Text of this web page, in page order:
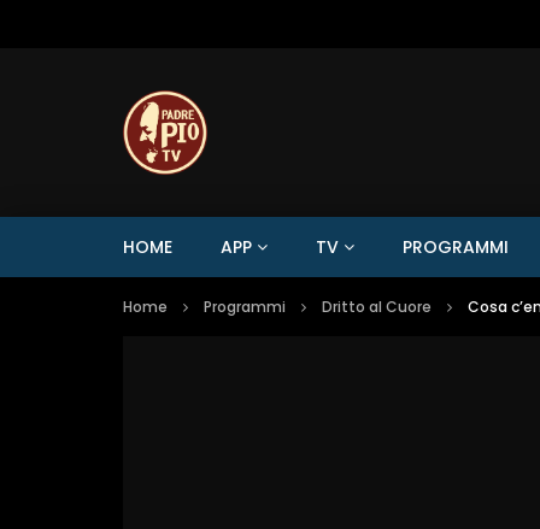
HOME APP TV PROGRAMMI
Home Programmi Dritto al Cuore Cosa